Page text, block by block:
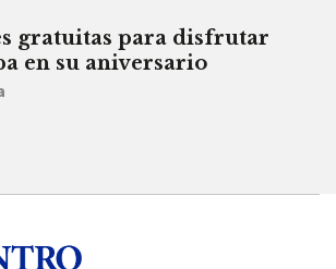
gratuitas para disfrutar
en su aniversario